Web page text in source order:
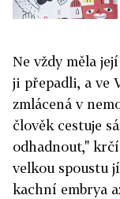
Ne vždy měla
ji přepadli, a ve
zmlácená v
člověk cestuje
odhadnout,"
velkou spoustu
kachní embrya